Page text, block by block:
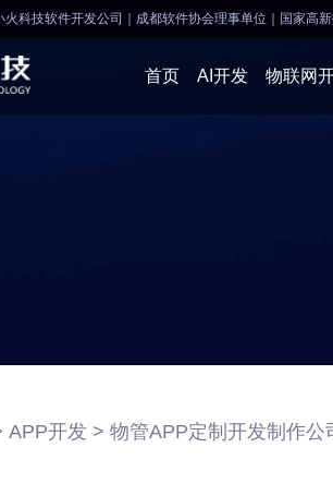
火科技软件开发公司｜成都软件协会理事单位 国家高
首页 AI开发 物联网
APP开发 > 物管APP定制开发制作公